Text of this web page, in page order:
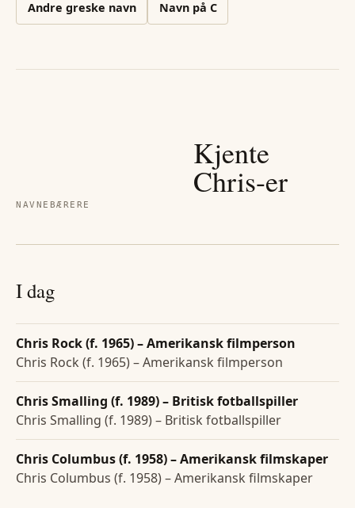
Andre greske navn Navn på C
NAVNEBÆRERE
Kjente
Chris-er
I dag
Chris Rock (f. 1965) – Amerikansk filmperson
Chris Rock (f. 1965) – Amerikansk filmperson
Chris Smalling (f. 1989) – Britisk fotballspiller
Chris Smalling (f. 1989) – Britisk fotballspiller
Chris Columbus (f. 1958) – Amerikansk filmskaper
Chris Columbus (f. 1958) – Amerikansk filmskaper